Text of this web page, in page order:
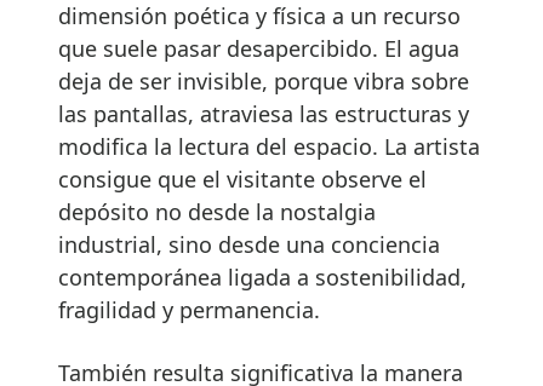
dimensión poética y física a un recurso
que suele pasar desapercibido. El agua
deja de ser invisible, porque vibra sobre
las pantallas, atraviesa las estructuras y
modifica la lectura del espacio. La artista
consigue que el visitante observe el
depósito no desde la nostalgia
industrial, sino desde una conciencia
contemporánea ligada a sostenibilidad,
fragilidad y permanencia.
También resulta significativa la manera